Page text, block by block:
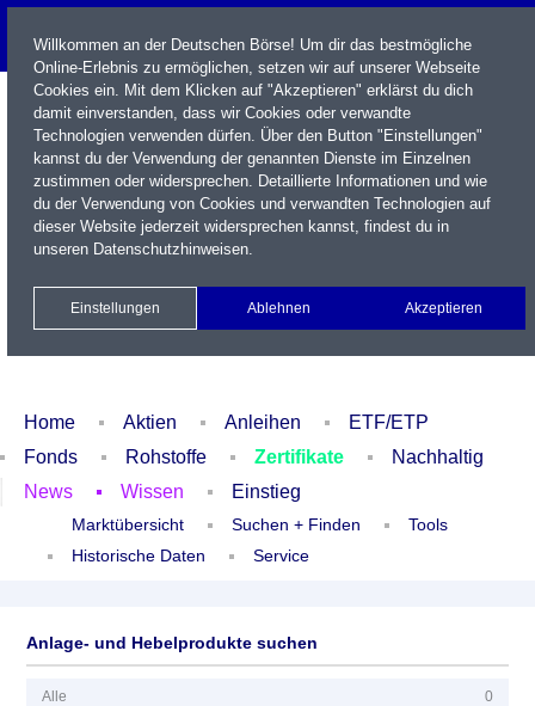
Name / WKN / ISIN / Kürzel
Newsletter Kontakt
Xetra Realtime
Watchlist Portfolio Login
Home Aktien Anleihen
ETF/ETP
Fonds
Rohstoffe Zertifikate
Nachhaltig
News
Wissen Einstieg
Marktübersicht Suchen + Finden
Tools
Historische Daten
Service
Anlage- und Hebelprodukte suchen
Alle 0
Willkommen an der Deutschen Börse! Um dir das bestmögliche
Online-Erlebnis zu ermöglichen, setzen wir auf unserer Webseite
Cookies ein. Mit dem Klicken auf "Akzeptieren" erklärst du dich
damit einverstanden, dass wir Cookies oder verwandte
Technologien verwenden dürfen. Über den Button "Einstellungen"
kannst du der Verwendung der genannten Dienste im Einzelnen
zustimmen oder widersprechen. Detaillierte Informationen und wie
du der Verwendung von Cookies und verwandten Technologien auf
dieser Website jederzeit widersprechen kannst, findest du in
unseren Datenschutzhinweisen.
Einstellungen Ablehnen Akzeptieren